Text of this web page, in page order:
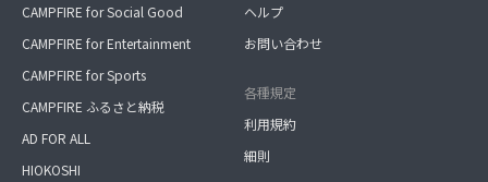
CAMPFIRE for Social Good
CAMPFIRE for Entertainment
CAMPFIRE for Sports
CAMPFIRE ふるさと納税
AD FOR ALL
HIOKOSHI
ヘルプ
お問い合わせ
各種規定
利用規約
細則